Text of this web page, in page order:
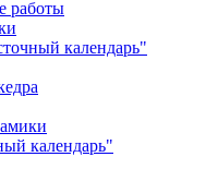
работы
календарь"
календарь"